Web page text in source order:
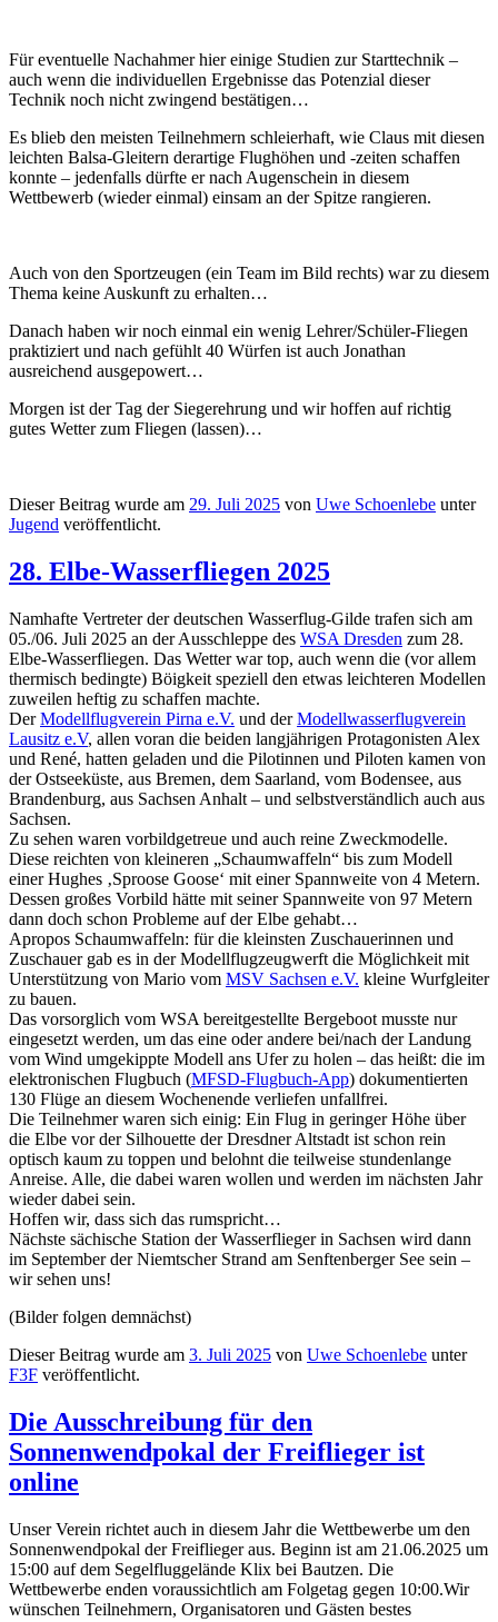
Für eventuelle Nachahmer hier einige Studien zur Starttechnik –
auch wenn die individuellen Ergebnisse das Potenzial dieser
Technik noch nicht zwingend bestätigen…
Es blieb den meisten Teilnehmern schleierhaft, wie Claus mit diesen
leichten Balsa-Gleitern derartige Flughöhen und -zeiten schaffen
konnte – jedenfalls dürfte er nach Augenschein in diesem
Wettbewerb (wieder einmal) einsam an der Spitze rangieren.
Auch von den Sportzeugen (ein Team im Bild rechts) war zu diesem
Thema keine Auskunft zu erhalten…
Danach haben wir noch einmal ein wenig Lehrer/Schüler-Fliegen
praktiziert und nach gefühlt 40 Würfen ist auch Jonathan
ausreichend ausgepowert…
Morgen ist der Tag der Siegerehrung und wir hoffen auf richtig
gutes Wetter zum Fliegen (lassen)…
Dieser Beitrag wurde am 29. Juli 2025 von Uwe Schoenlebe unter
Jugend veröffentlicht.
28. Elbe-Wasserfliegen 2025
Namhafte Vertreter der deutschen Wasserflug-Gilde trafen sich am
05./06. Juli 2025 an der Ausschleppe des WSA Dresden zum 28.
Elbe-Wasserfliegen. Das Wetter war top, auch wenn die (vor allem
thermisch bedingte) Böigkeit speziell den etwas leichteren Modellen
zuweilen heftig zu schaffen machte.
DerModellflugverein Pirna e.V. und derModellwasserflugverein
Lausitz e.V, allen voran die beiden langjährigen Protagonisten Alex
und René, hatten geladen und die Pilotinnen und Piloten kamen von
der Ostseeküste, aus Bremen, dem Saarland, vom Bodensee, aus
Brandenburg, aus Sachsen Anhalt – und selbstverständlich auch aus
Sachsen.
Zu sehen waren vorbildgetreue und auch reine Zweckmodelle.
Diese reichten von kleineren „Schaumwaffeln“ bis zum Modell
einer Hughes ‚Sproose Goose‘ mit einer Spannweite von 4 Metern.
Dessen großes Vorbild hätte mit seiner Spannweite von 97 Metern
dann doch schon Probleme auf der Elbe gehabt…
Apropos Schaumwaffeln: für die kleinsten Zuschauerinnen und
Zuschauer gab es in der Modellflugzeugwerft die Möglichkeit mit
Unterstützung von Mario vom MSV Sachsen e.V. kleine Wurfgleiter
zu bauen.
Das vorsorglich vom WSA bereitgestellte Bergeboot musste nur
eingesetzt werden, um das eine oder andere bei/nach der Landung
vom Wind umgekippte Modell ans Ufer zu holen – das heißt: die im
elektronischen Flugbuch (MFSD-Flugbuch-App) dokumentierten
130 Flüge an diesem Wochenende verliefen unfallfrei.
Die Teilnehmer waren sich einig: Ein Flug in geringer Höhe über
die Elbe vor der Silhouette der Dresdner Altstadt ist schon rein
optisch kaum zu toppen und belohnt die teilweise stundenlange
Anreise. Alle, die dabei waren wollen und werden im nächsten Jahr
wieder dabei sein.
Hoffen wir, dass sich das rumspricht…
Nächste sächische Station der Wasserflieger in Sachsen wird dann
im September der Niemtscher Strand am Senftenberger See sein –
wir sehen uns!
(Bilder folgen demnächst)
Dieser Beitrag wurde am 3. Juli 2025 von Uwe Schoenlebe unter
F3F veröffentlicht.
Die Ausschreibung für den
Sonnenwendpokal der Freiflieger ist
online
Unser Verein richtet auch in diesem Jahr die Wettbewerbe um den
Sonnenwendpokal der Freiflieger aus. Beginn ist am 21.06.2025 um
15:00 auf dem Segelfluggelände Klix bei Bautzen. Die
Wettbewerbe enden voraussichtlich am Folgetag gegen 10:00.Wir
wünschen Teilnehmern, Organisatoren und Gästen bestes